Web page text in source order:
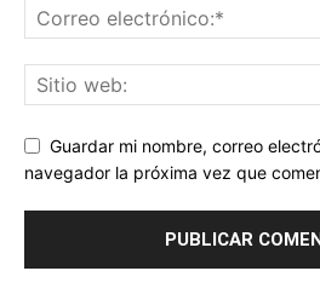
Guardar mi nombre, correo
navegador la próxima vez que